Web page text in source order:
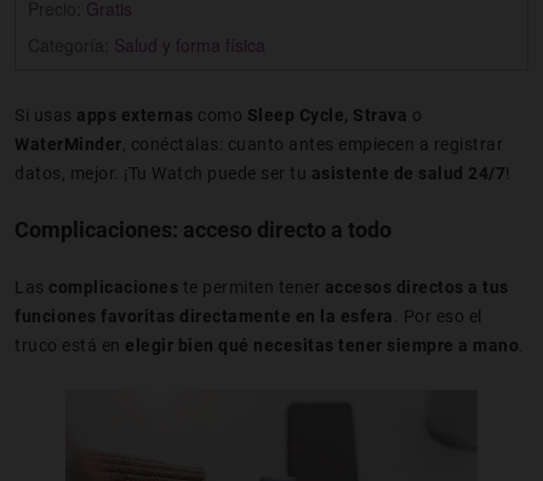
Gratis
Salud y forma física
Si usas apps externas como Sleep Cycle, Strava o
WaterMinder , conéctalas: cuanto antes empiecen a registrar
datos, mejor. ¡Tu Watch puede ser tu asistente de salud 24/7!
Complicaciones: acceso directo a todo
Las complicaciones te permiten tener accesos directos a tus
funciones favoritas directamente en la esfera . Por eso el
truco está en elegir bien qué necesitas tener siempre a mano